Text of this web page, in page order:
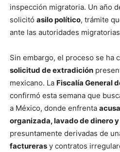
inspección migratoria. Un año
solicitó asilo político, trámite
ante las autoridades
Sin embargo, el proceso se ha
solicitud de extradición
mexicano. La Fiscalía General
confirmó esta semana que
a México, donde enfrenta
organizada, lavado de dinero
presuntamente derivadas de
factureras y contratos